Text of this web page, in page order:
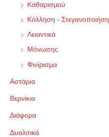
ι
α
Καθαρισμού
Κόλληση - Στεγανοποιήση
Λειαντικά
Μόνωσης
Φινίρισμα
Αστάρια
Βερνίκια
Διάφορα
Δυαλιτικά